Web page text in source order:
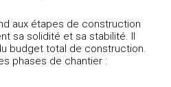
aux étapes de construction
sa solidité et sa stabilité. Il
budget total de construction.
phases de chantier :